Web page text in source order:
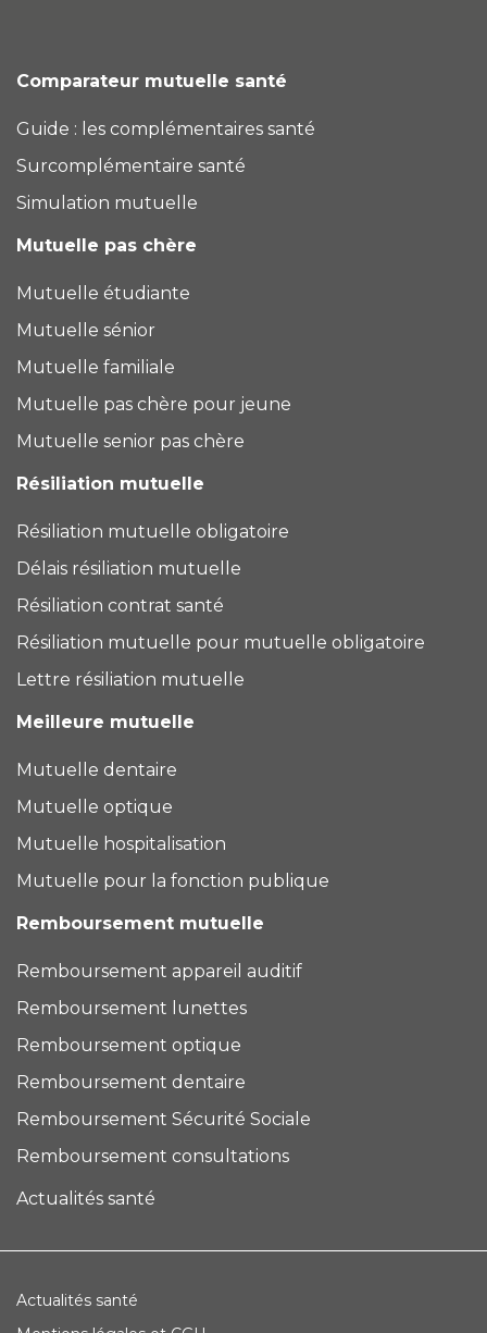
Comparateur mutuelle santé
Guide : les complémentaires santé
Surcomplémentaire santé
Simulation mutuelle
Mutuelle pas chère
Mutuelle étudiante
Mutuelle sénior
Mutuelle familiale
Mutuelle pas chère pour jeune
Mutuelle senior pas chère
Résiliation mutuelle
Résiliation mutuelle obligatoire
Délais résiliation mutuelle
Résiliation contrat santé
Résiliation mutuelle pour mutuelle obligatoire
Lettre résiliation mutuelle
Meilleure mutuelle
Mutuelle dentaire
Mutuelle optique
Mutuelle hospitalisation
Mutuelle pour la fonction publique
Remboursement mutuelle
Remboursement appareil auditif
Remboursement lunettes
Remboursement optique
Remboursement dentaire
Remboursement Sécurité Sociale
Remboursement consultations
Actualités santé
Actualités santé